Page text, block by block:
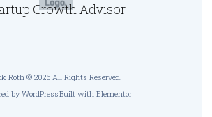
Growth Advisor
Roth © 2026 All Rights Reserved.
by WordPressBuilt with Elementor